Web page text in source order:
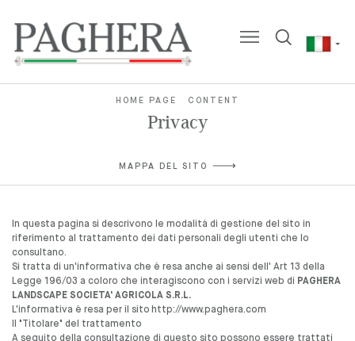
HOME PAGE CONTENT
Privacy
MAPPA DEL SITO
In questa pagina si descrivono le modalità di gestione del sito in
riferimento al trattamento dei dati personali degli utenti che lo
consultano.
Si tratta di un'informativa che è resa anche ai sensi dell' Art 13 della
Legge 196/03 a coloro che interagiscono con i servizi web di PAGHERA
LANDSCAPE SOCIETA' AGRICOLA S.R.L.
L'informativa è resa per il sito http://www.paghera.com
Il "Titolare" del trattamento
A seguito della consultazione di questo sito possono essere trattati